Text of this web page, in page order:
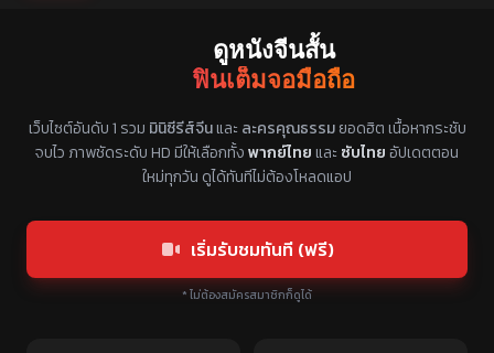
ดูหนังจีนสั้น
ฟินเต็มจอมือถือ
เว็บไซต์อันดับ 1 รวม มินิซีรีส์จีนและ ละครคุณธรรมยอดฮิต เนื้อหากระชับ
จบไว ภาพชัดระดับ HD มีให้เลือกทั้งพากย์ไทยและ ซับไทยอัปเดตตอน
ใหม่ทุกวัน ดูได้ทันทีไม่ต้องโหลดแอป
เริ่มรับชมทันที (ฟรี)
* ไม่ต้องสมัครสมาชิกก็ดูได้